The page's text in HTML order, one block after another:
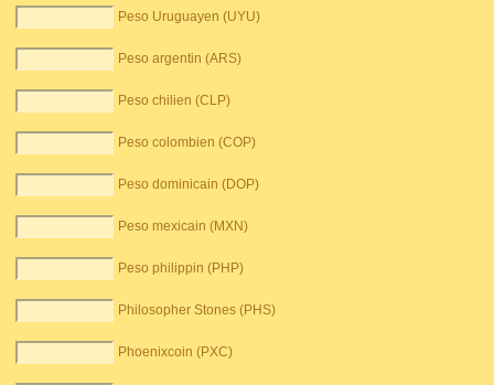
Peso Uruguayen (UYU)
Peso argentin (ARS)
Peso chilien (CLP)
Peso colombien (COP)
Peso dominicain (DOP)
Peso mexicain (MXN)
Peso philippin (PHP)
Philosopher Stones (PHS)
Phoenixcoin (PXC)